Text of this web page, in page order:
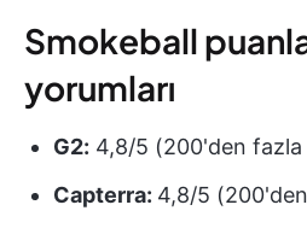
Smokeball
yorumları
G2: 4,8/5 (200'den fazla
Capterra: 4,8/5